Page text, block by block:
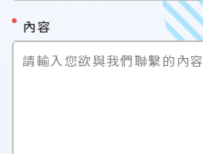
內容
*
請輸入您欲與我們聯繫的內容